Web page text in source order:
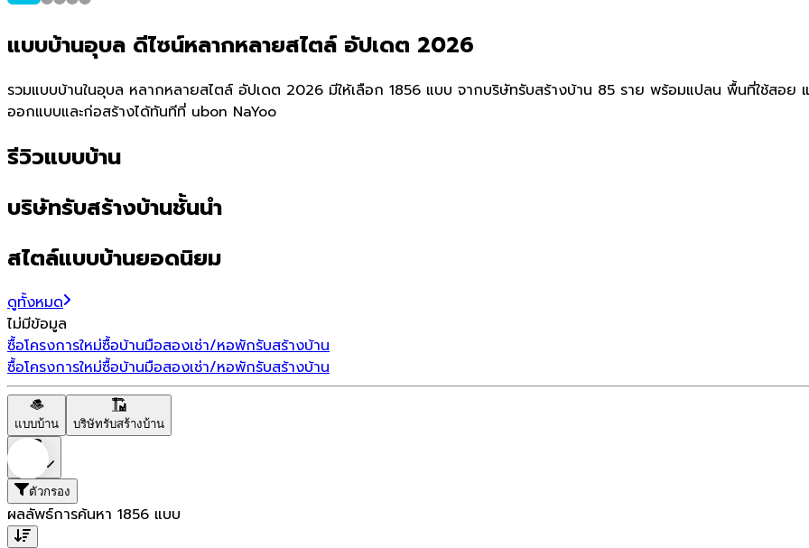
แบบบ้านอุบล ดีไซน์หลากหลายสไตล์ อัปเดต 2026
รวมแบบบ้านในอุบล หลากหลายสไตล์ อัปเดต 2026 มีให้เลือก 1856 แบบ จากบริษัทรับสร้างบ้าน 85 ราย พร้อมแปลน พื้นที่ใช้สอย แ
ออกแบบและก่อสร้างได้ทันทีที่ ubon NaYoo
รีวิวแบบบ้าน
บริษัทรับสร้างบ้านชั้นนำ
สไตล์แบบบ้านยอดนิยม
ดูทั้งหมด
ไม่มีข้อมูล
ซื้อโครงการใหม่ซื้อบ้านมือสองเช่า/หอพักรับสร้างบ้าน
ซื้อโครงการใหม่ซื้อบ้านมือสองเช่า/หอพักรับสร้างบ้าน
แบบบ้าน บริษัทรับสร้างบ้าน
ตัวกรอง
ผลลัพธ์การค้นหา 1856 แบบ